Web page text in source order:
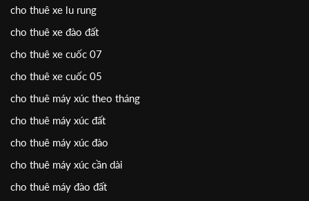
cho thuê xe lu rung
cho thuê xe đào đất
cho thuê xe cuốc 07
cho thuê xe cuốc 05
cho thuê máy xúc theo tháng
cho thuê máy xúc đất
cho thuê máy xúc đào
cho thuê máy xúc cần dài
cho thuê máy đào đất